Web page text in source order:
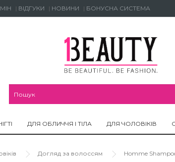
ВІДГУКИ НОВИНИ БОНУСНА СИСТЕМА
ДЛЯ ОБЛИЧЧЯ І ТІЛА ДЛЯ ЧОЛОВІКІВ
Догляд за волоссям Homme